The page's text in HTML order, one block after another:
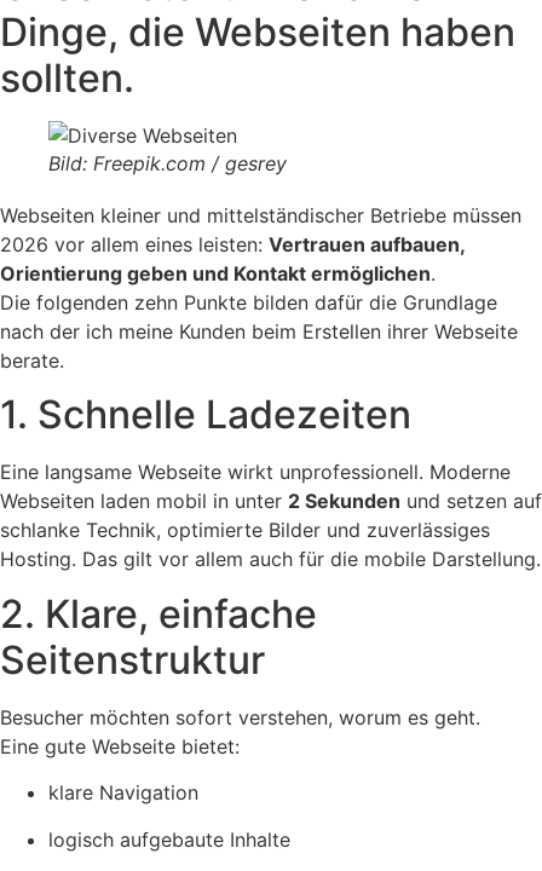
Dinge, die Webseiten haben
sollten.
Bild: Freepik.com / gesrey
Webseiten kleiner und mittelständischer Betriebe müssen
2026 vor allem eines leisten: Vertrauen aufbauen,
Orientierung geben und Kontakt ermöglichen.
Die folgenden zehn Punkte bilden dafür die Grundlage
nach der ich meine Kunden beim Erstellen ihrer Webseite
berate.
1. Schnelle Ladezeiten
Eine langsame Webseite wirkt unprofessionell. Moderne
Webseiten laden mobil in unter 2 Sekunden und setzen auf
schlanke Technik, optimierte Bilder und zuverlässiges
Hosting. Das gilt vor allem auch für die mobile Darstellung.
2. Klare, einfache
Seitenstruktur
Besucher möchten sofort verstehen, worum es geht.
Eine gute Webseite bietet:
klare Navigation
logisch aufgebaute Inhalte